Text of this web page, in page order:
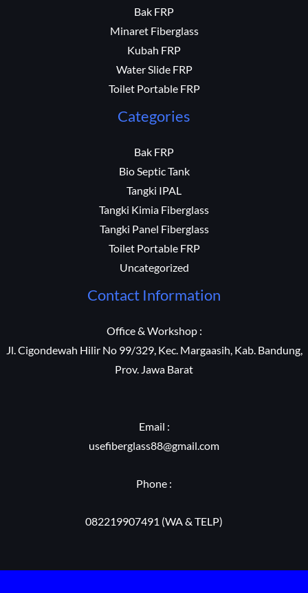
Bak FRP
Minaret Fiberglass
Kubah FRP
Water Slide FRP
Toilet Portable FRP
Categories
Bak FRP
Bio Septic Tank
Tangki IPAL
Tangki Kimia Fiberglass
Tangki Panel Fiberglass
Toilet Portable FRP
Uncategorized
Contact Information
Office & Workshop :
Jl. Cigondewah Hilir No 99/329, Kec. Margaasih, Kab. Bandung,
Prov. Jawa Barat
Email :
usefiberglass88@gmail.com
Phone :
082219907491 (WA & TELP)